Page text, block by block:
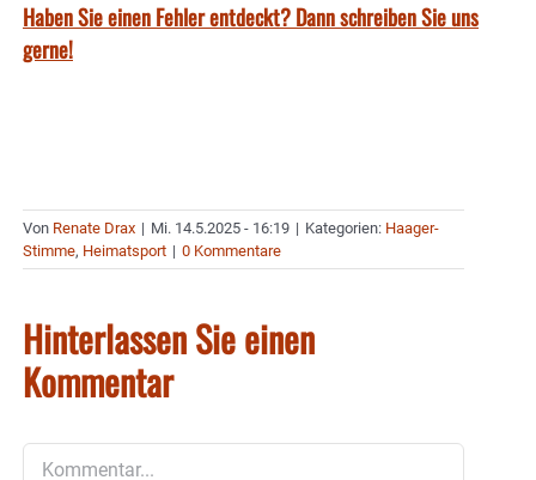
Haben Sie einen Fehler entdeckt? Dann schreiben Sie uns
gerne!
Von Renate Drax | Mi. 14.5.2025 - 16:19 | Kategorien: Haager-
Stimme, Heimatsport | 0 Kommentare
Hinterlassen Sie einen
Kommentar